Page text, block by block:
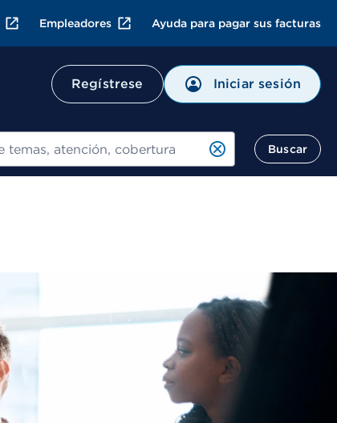
Empleadores Ayuda para pagar sus facturas
Regístrese Iniciar sesión
Buscar